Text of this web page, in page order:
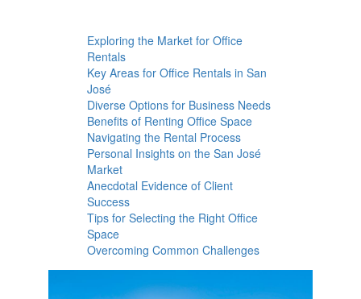
Exploring the Market for Office
Rentals
Key Areas for Office Rentals in San
José
Diverse Options for Business Needs
Benefits of Renting Office Space
Navigating the Rental Process
Personal Insights on the San José
Market
Anecdotal Evidence of Client
Success
Tips for Selecting the Right Office
Space
Overcoming Common Challenges